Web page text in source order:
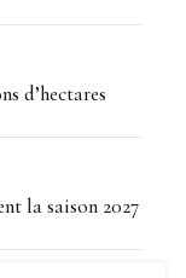
d’hectares
la saison 2027